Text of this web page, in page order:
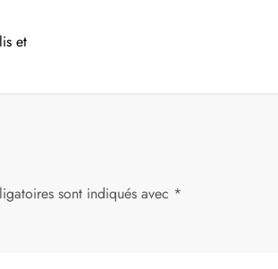
et
sont indiqués avec *